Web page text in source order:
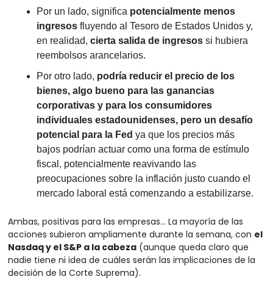
Por un lado, significa potencialmente menos
ingresos fluyendo al Tesoro de Estados Unidos y,
en realidad, cierta salida de ingresos si hubiera
reembolsos arancelarios.
Por otro lado, podría reducir el precio de los
bienes, algo bueno para las ganancias
corporativas y para los consumidores
individuales estadounidenses, pero un desafío
potencial para la Fed ya que los precios más
bajos podrían actuar como una forma de estímulo
fiscal, potencialmente reavivando las
preocupaciones sobre la inflación justo cuando el
mercado laboral está comenzando a estabilizarse.
Ambas, positivas para las empresas… La mayoría de las
acciones subieron ampliamente durante la semana, con el
Nasdaq y el S&P a la cabeza (aunque queda claro que
nadie tiene ni idea de cuáles serán las implicaciones de la
decisión de la Corte Suprema).